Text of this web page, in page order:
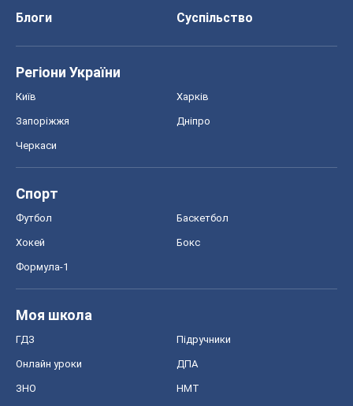
Блоги
Суспільство
Регіони України
Київ Харків
Запоріжжя Дніпро
Черкаси
Спорт
Футбол Баскетбол
Хокей Бокс
Формула-1
Моя школа
ГДЗ Підручники
Онлайн уроки ДПА
ЗНО НМТ